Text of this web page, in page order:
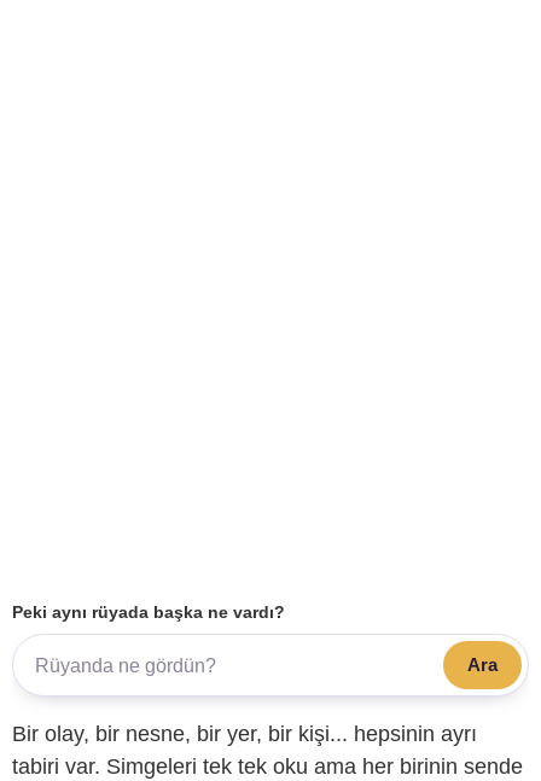
Peki aynı rüyada başka ne vardı?
Ara
Bir olay, bir nesne, bir yer, bir kişi... hepsinin ayrı
tabiri var. Simgeleri tek tek oku ama her birinin sende